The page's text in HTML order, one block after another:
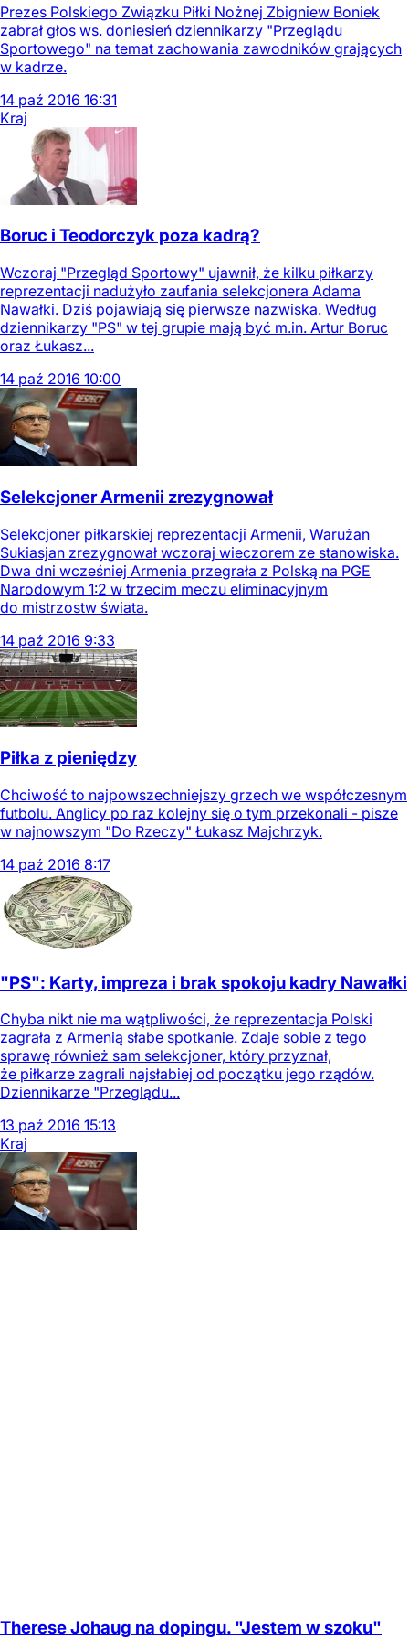
Prezes Polskiego Związku Piłki Nożnej Zbigniew Boniek
zabrał głos ws. doniesień dziennikarzy "Przeglądu
Sportowego" na temat zachowania zawodników grających
w kadrze.
14 paź 2016 16:31
Kraj
Boruc i Teodorczyk poza kadrą?
Wczoraj "Przegląd Sportowy" ujawnił, że kilku piłkarzy
reprezentacji nadużyło zaufania selekcjonera Adama
Nawałki. Dziś pojawiają się pierwsze nazwiska. Według
dziennikarzy "PS" w tej grupie mają być m.in. Artur Boruc
oraz Łukasz...
14 paź 2016 10:00
Selekcjoner Armenii zrezygnował
Selekcjoner piłkarskiej reprezentacji Armenii, Warużan
Sukiasjan zrezygnował wczoraj wieczorem ze stanowiska.
Dwa dni wcześniej Armenia przegrała z Polską na PGE
Narodowym 1:2 w trzecim meczu eliminacyjnym
do mistrzostw świata.
14 paź 2016 9:33
Piłka z pieniędzy
Chciwość to najpowszechniejszy grzech we współczesnym
futbolu. Anglicy po raz kolejny się o tym przekonali - pisze
w najnowszym "Do Rzeczy" Łukasz Majchrzyk.
14 paź 2016 8:17
"PS": Karty, impreza i brak spokoju kadry Nawałki
Chyba nikt nie ma wątpliwości, że reprezentacja Polski
zagrała z Armenią słabe spotkanie. Zdaje sobie z tego
sprawę również sam selekcjoner, który przyznał,
że piłkarze zagrali najsłabiej od początku jego rządów.
Dziennikarze "Przeglądu...
13 paź 2016 15:13
Kraj
Therese Johaug na dopingu. "Jestem w szoku"